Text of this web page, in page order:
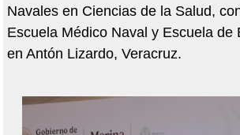
Navales en Ciencias de la Salud,
Escuela Médico Naval y Escuela de
en Antón Lizardo, Veracruz.